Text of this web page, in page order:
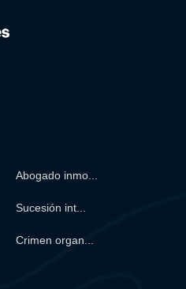
Abogado inmo...
Sucesión int...
Crimen organ...